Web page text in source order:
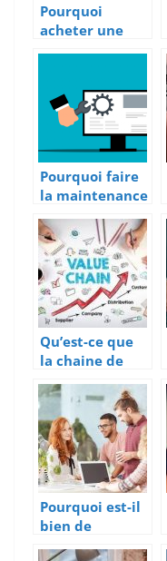
Pourquoi
acheter une
voiture
Pourquoi faire
la maintenance
de vos
applications
web ?
Qu’est-ce que
la chaine de
valeur ?
Pourquoi est-il
bien de
recourir a une